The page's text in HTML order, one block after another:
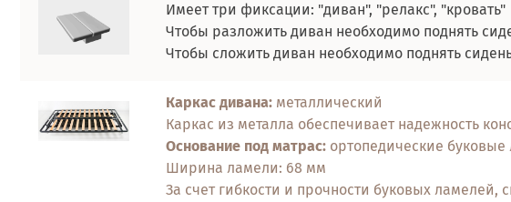
Имеет три фиксации: "диван", "релакс", "кровать"
Чтобы разложить диван необходимо поднять
Чтобы сложить диван необходимо поднять
Каркас дивана: металлический
Каркас из металла обеспечивает надежность
Основание под матрас: ортопедические буковые
Ширина ламели: 68 мм
За счет гибкости и прочности буковых